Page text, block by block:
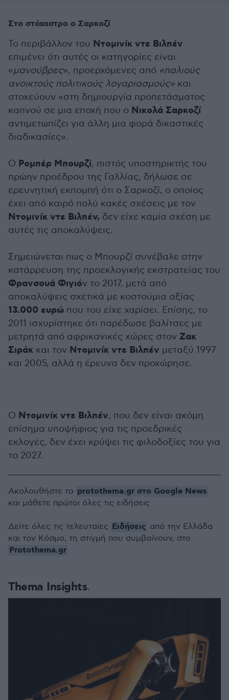
Στο στόχαστρο ο Σαρκοζί
Το περιβάλλον του Ντομινίκ ντε Βιλπέν
επιμένει ότι αυτές οι κατηγορίες είναι
«μανούβρες», προερχόμενες από «παλιούς
ανοικτούς πολιτικούς λογαριασμούς» και
στοχεύουν «στη δημιουργία προπετάσματος
καπνού σε μια εποχή που ο Νικολά Σαρκοζί
αντιμετωπίζει για άλλη μια φορά δικαστικές
διαδικασίες».
Ο Ρομπέρ Μπουρζί, πιστός υποστηρικτής του
πρώην προέδρου της Γαλλίας, δήλωσε σε
ερευνητική εκπομπή ότι ο Σαρκοζί, ο οποίος
έχει από καιρό πολύ κακές σχέσεις με τον
Ντομινίκ ντε Βιλπέν, δεν είχε καμία σχέση με
αυτές τις αποκαλύψεις.
Σημειώνεται πως ο Μπουρζί συνέβαλε στην
κατάρρευση της προεκλογικής εκστρατείας του
Φρανσουά Φιγιόν το 2017, μετά από
αποκαλύψεις σχετικά με κοστούμια αξίας
13.000 ευρώ που του είχε χαρίσει. Επίσης, το
2011 ισχυρίστηκε ότι παρέδωσε βαλίτσες με
μετρητά από αφρικανικές χώρες στον Ζακ
Σιράκ και τον Ντομινίκ ντε Βιλπέν μεταξύ 1997
και 2005, αλλά η έρευνα δεν προχώρησε.
Ο Ντομινίκ ντε Βιλπέν, που δεν είναι ακόμη
επίσημα υποψήφιος για τις προεδρικές
εκλογές, δεν έχει κρύψει τις φιλοδοξίες του για
το 2027.
Thema Insights
Ακολουθήστε το protothema.gr στο Google News
και μάθετε πρώτοι όλες τις ειδήσεις
Δείτε όλες τις τελευταίες Ειδήσεις από την Ελλάδα
και τον Κόσμο, τη στιγμή που συμβαίνουν, στο
Protothema.gr